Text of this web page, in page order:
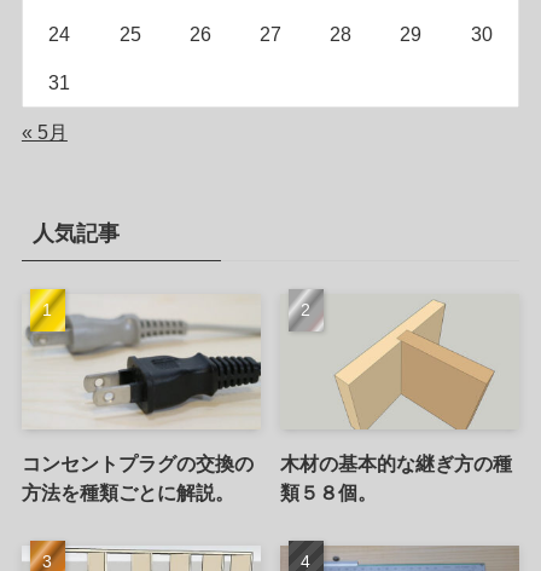
24 25 26 27 28 29 30
31
« 5月
人気記事
コンセントプラグの交換の
方法を種類ごとに解説。
木材の基本的な継ぎ方の種
類５８個。